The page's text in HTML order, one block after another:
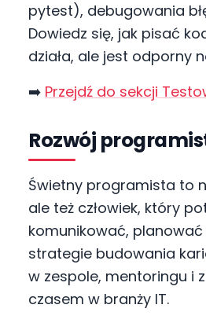
pytest), debugowania
Dowiedz się, jak pisać
działa, ale jest odporny
➡️ Przejdź do sekcji
Rozwój
Świetny programista to
ale też człowiek, który
komunikować, planować
strategie budowania
w zespole, mentoringu i
czasem w branży IT.